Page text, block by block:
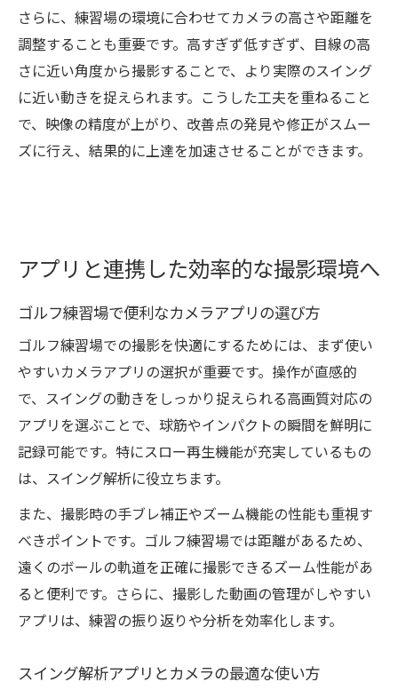
さらに、練習場の環境に合わせてカメラの高さや距離を
調整することも重要です。高すぎず低すぎず、目線の高
さに近い角度から撮影することで、より実際のスイング
に近い動きを捉えられます。こうした工夫を重ねること
で、映像の精度が上がり、改善点の発見や修正がスムー
ズに行え、結果的に上達を加速させることができます。
アプリと連携した効率的な撮影環境へ
ゴルフ練習場で便利なカメラアプリの選び方
ゴルフ練習場での撮影を快適にするためには、まず使い
やすいカメラアプリの選択が重要です。操作が直感的
で、スイングの動きをしっかり捉えられる高画質対応の
アプリを選ぶことで、球筋やインパクトの瞬間を鮮明に
記録可能です。特にスロー再生機能が充実しているもの
は、スイング解析に役立ちます。
また、撮影時の手ブレ補正やズーム機能の性能も重視す
べきポイントです。ゴルフ練習場では距離があるため、
遠くのボールの軌道を正確に撮影できるズーム性能があ
ると便利です。さらに、撮影した動画の管理がしやすい
アプリは、練習の振り返りや分析を効率化します。
スイング解析アプリとカメラの最適な使い方